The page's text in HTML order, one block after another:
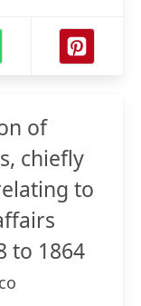
of
chiefly
to
to 1864